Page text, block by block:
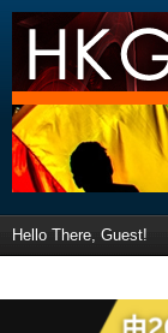
Hello There, Guest!